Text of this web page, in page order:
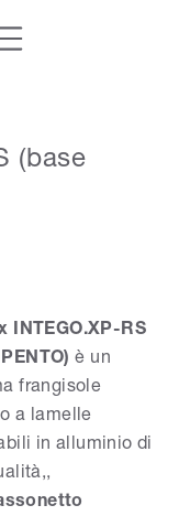
(base
INTEGO.XP-RS
è un
frangisole
a lamelle
in alluminio di